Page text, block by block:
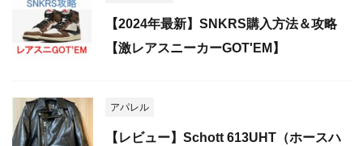
【2024年最新】SNKRS購入方法＆攻略
【激レアスニーカーGOT'EM】
アパレル
【レビュー】Schott 613UHT（ホースハ